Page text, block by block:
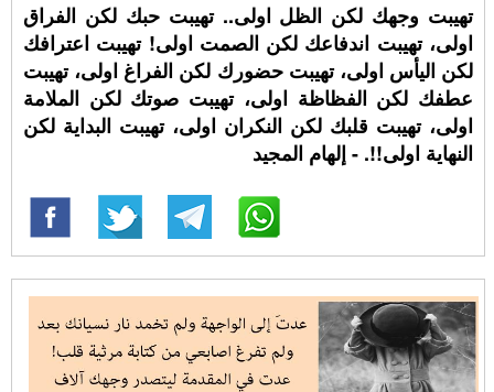
تهيبت وجهك لكن الظل اولى.. تهيبت حبك لكن الفراق
اولى، تهيبت اندفاعك لكن الصمت اولى! تهيبت اعترافك
لكن اليأس اولى، تهيبت حضورك لكن الفراغ اولى، تهيبت
عطفك لكن الفظاظة اولى، تهيبت صوتك لكن الملامة
اولى، تهيبت قلبك لكن النكران اولى، تهيبت البداية لكن
النهاية اولى!!. - إلهام المجيد